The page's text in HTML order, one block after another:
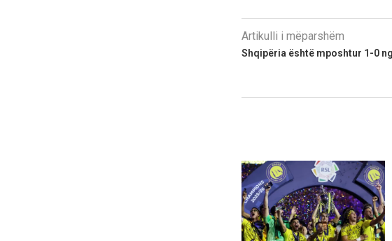
Artikulli i mëparshëm
Shqipëria është mposhtur 1-0